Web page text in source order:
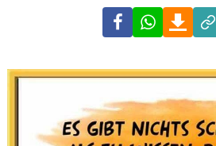
Facebook